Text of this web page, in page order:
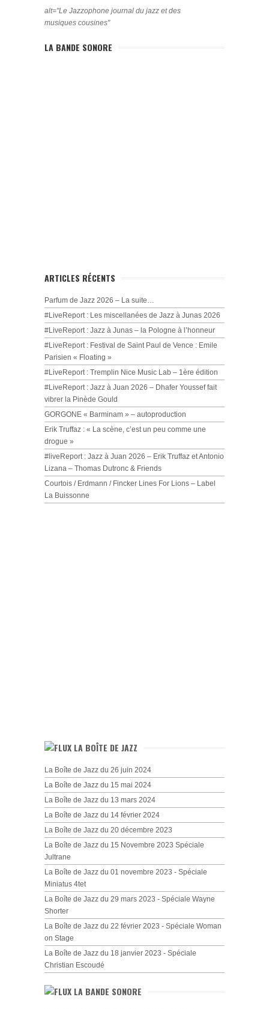
alt="Le Jazzophone journal du jazz et des
musiques cousines"
LA BANDE SONORE
ARTICLES RÉCENTS
Parfum de Jazz 2026 – La suite…
#LiveReport : Les miscellanées de Jazz à Junas 2026
#LiveReport : Jazz à Junas – la Pologne à l’honneur
#LiveReport : Festival de Saint Paul de Vence : Emile
Parisien « Floating »
#LiveReport : Tremplin Nice Music Lab – 1ère édition
#LiveReport : Jazz à Juan 2026 – Dhafer Youssef fait
vibrer la Pinède Gould
GORGONE « Barminam » – autoproduction
Erik Truffaz : « La scène, c’est un peu comme une
drogue »
#liveReport : Jazz à Juan 2026 – Erik Truffaz et Antonio
Lizana – Thomas Dutronc & Friends
Courtois / Erdmann / Fincker Lines For Lions – Label
La Buissonne
LA BOÎTE DE JAZZ
La Boîte de Jazz du 26 juin 2024
La Boîte de Jazz du 15 mai 2024
La Boîte de Jazz du 13 mars 2024
La Boîte de Jazz du 14 février 2024
La Boîte de Jazz du 20 décembre 2023
La Boîte de Jazz du 15 Novembre 2023 Spéciale
Jultrane
La Boîte de Jazz du 01 novembre 2023 - Spéciale
Miniatus 4tet
La Boîte de Jazz du 29 mars 2023 - Spéciale Wayne
Shorter
La Boîte de Jazz du 22 février 2023 - Spéciale Woman
on Stage
La Boîte de Jazz du 18 janvier 2023 - Spéciale
Christian Escoudé
LA BANDE SONORE